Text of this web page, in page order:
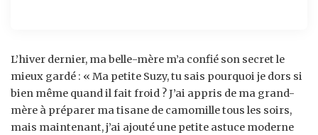
L’hiver dernier, ma belle-mère m’a confié son secret le
mieux gardé : « Ma petite Suzy, tu sais pourquoi je dors si
bien même quand il fait froid ? J’ai appris de ma grand-
mère à préparer ma tisane de camomille tous les soirs,
mais maintenant, j’ai ajouté une petite astuce moderne